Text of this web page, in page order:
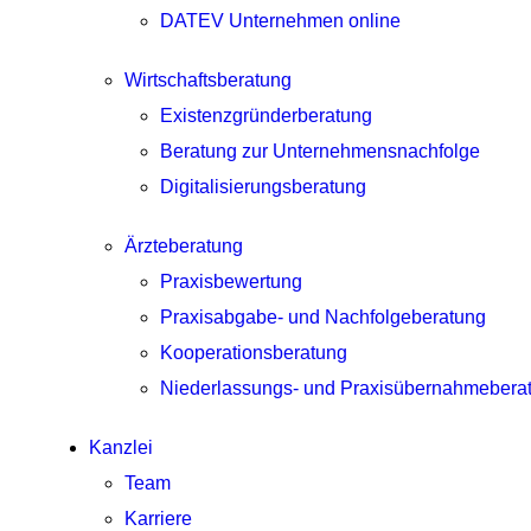
DATEV Unternehmen online
Wirtschaftsberatung
Existenzgründerberatung
Beratung zur Unternehmensnachfolge
Digitalisierungsberatung
Ärzteberatung
Praxisbewertung
Praxisabgabe- und Nachfolgeberatung
Kooperationsberatung
Niederlassungs- und
Kanzlei
Team
Karriere